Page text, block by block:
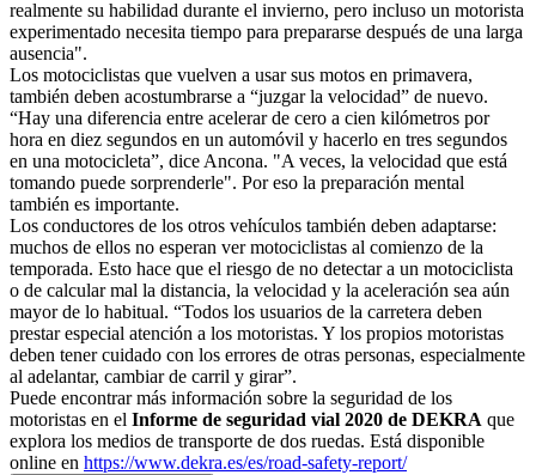
realmente su habilidad durante el invierno, pero incluso un motorista
experimentado necesita tiempo para prepararse después de una larga
ausencia".
Los motociclistas que vuelven a usar sus motos en primavera,
también deben acostumbrarse a “juzgar la velocidad” de nuevo.
“Hay una diferencia entre acelerar de cero a cien kilómetros por
hora en diez segundos en un automóvil y hacerlo en tres segundos
en una motocicleta”, dice Ancona. "A veces, la velocidad que está
tomando puede sorprenderle". Por eso la preparación mental
también es importante.
Los conductores de los otros vehículos también deben adaptarse:
muchos de ellos no esperan ver motociclistas al comienzo de la
temporada. Esto hace que el riesgo de no detectar a un motociclista
o de calcular mal la distancia, la velocidad y la aceleración sea aún
mayor de lo habitual. “Todos los usuarios de la carretera deben
prestar especial atención a los motoristas. Y los propios motoristas
deben tener cuidado con los errores de otras personas, especialmente
al adelantar, cambiar de carril y girar”.
Puede encontrar más información sobre la seguridad de los
motoristas en el Informe de seguridad vial 2020 de DEKRA que
explora los medios de transporte de dos ruedas. Está disponible
online en https://www.dekra.es/es/road-safety-report/